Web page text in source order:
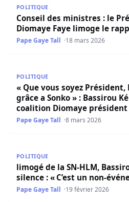
POLITIQUE
Conseil des ministres : le
Diomaye Faye limoge le
Pape Gaye Tall 18 mars 2026
POLITIQUE
« Que vous soyez Président,
grâce a Sonko » : Bassirou
coalition Diomaye président
Pape Gaye Tall 8 mars 2026
POLITIQUE
limogé de la SN-HLM,
silence : « C’est un non-
Pape Gaye Tall 19 février 2026